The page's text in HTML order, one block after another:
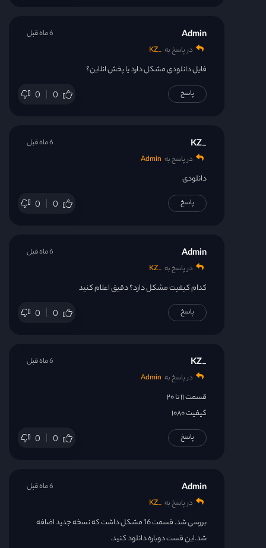
Admin
در پاسخ به _KZ
فایل دانلودی مشکل دارد یا پخش انلاین؟
0 0
6 ماه قبل
پاسخ
_KZ
در پاسخ به Admin
دانلودی
0 0
6 ماه قبل
پاسخ
Admin
در پاسخ به _KZ
کدام کیفیت مشکل دارد؟ دقیق اعلام کنید
0 0
6 ماه قبل
پاسخ
_KZ
در پاسخ به Admin
قسمت ۱۱ تا ۲۰
کیفیت ۱۰۸۰
0 0
6 ماه قبل
پاسخ
Admin
در پاسخ به _KZ
بررسی شد. قسمت 16 مشکل داشت که نسخه جدید اضافه
شد.این قست دوباره دانلود کنید.
6 ماه قبل